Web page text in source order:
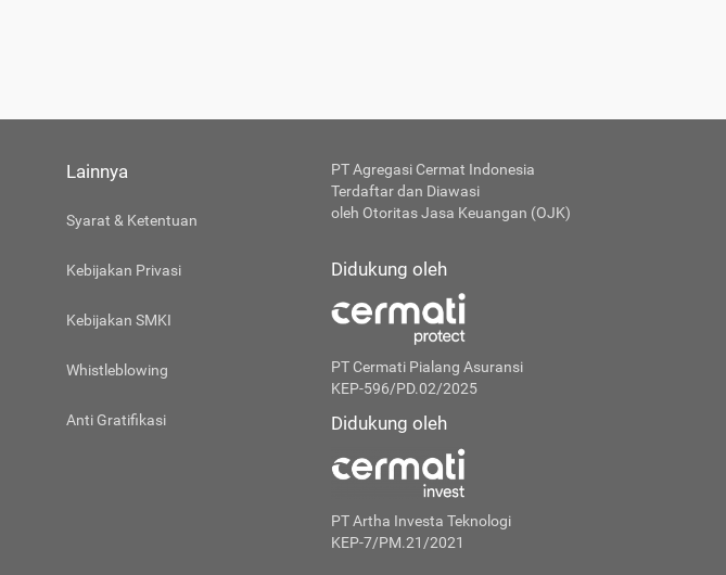
Lainnya
Syarat & Ketentuan
Kebijakan Privasi
Kebijakan SMKI
Whistleblowing
Anti Gratifikasi
PT Agregasi Cermat Indonesia
Terdaftar dan Diawasi
oleh Otoritas Jasa Keuangan (OJK)
Didukung oleh
PT Cermati Pialang Asuransi
KEP-596/PD.02/2025
Didukung oleh
PT Artha Investa Teknologi
KEP-7/PM.21/2021